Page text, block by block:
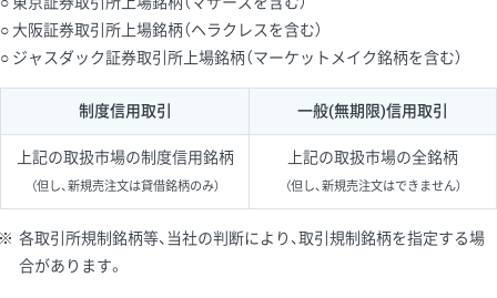
○ 大阪証券取引所上場銘柄（ヘラクレスを含む）
○ ジャスダック証券取引所上場銘柄（マーケットメイク銘柄を含む）
制度信用取引 一般(無期限)信用取引
上記の取扱市場の制度信用銘柄
（但し、新規売注文は貸借銘柄のみ）
上記の取扱市場の全銘柄
（但し、新規売注文はできません）
各取引所規制銘柄等、当社の判断により、取引規制銘柄を指定する場
合があります。